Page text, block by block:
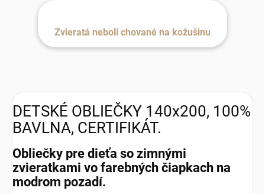
Zvieratá neboli chované na kožušinu
DETSKÉ OBLIEČKY 140x200, 100%
BAVLNA, CERTIFIKÁT.
Obliečky pre dieťa so zimnými
zvieratkami vo farebných čiapkach na
modrom pozadí.